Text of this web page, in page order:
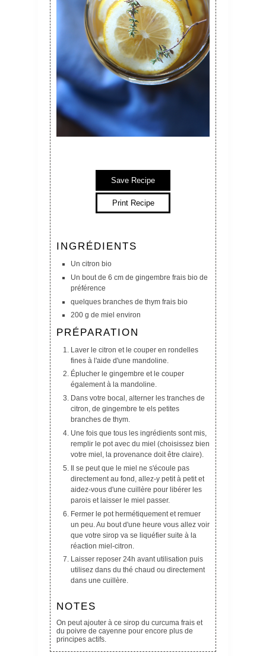
Save Recipe
Print Recipe
INGRÉDIENTS
Un citron bio
Un bout de 6 cm de gingembre frais bio de
préférence
quelques branches de thym frais bio
200 g de miel environ
PRÉPARATION
Laver le citron et le couper en rondelles
fines à l'aide d'une mandoline.
Éplucher le gingembre et le couper
également à la mandoline.
Dans votre bocal, alterner les tranches de
citron, de gingembre te els petites
branches de thym.
Une fois que tous les ingrédients sont mis,
remplir le pot avec du miel (choisissez bien
votre miel, la provenance doit être claire).
Il se peut que le miel ne s'écoule pas
directement au fond, allez-y petit à petit et
aidez-vous d'une cuillère pour libérer les
parois et laisser le miel passer.
Fermer le pot hermétiquement et remuer
un peu. Au bout d'une heure vous allez voir
que votre sirop va se liquéfier suite à la
réaction miel-citron.
Laisser reposer 24h avant utilisation puis
utilisez dans du thé chaud ou directement
dans une cuillère.
NOTES
On peut ajouter à ce sirop du curcuma frais et
du poivre de cayenne pour encore plus de
principes actifs.